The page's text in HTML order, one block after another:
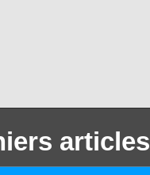
articles